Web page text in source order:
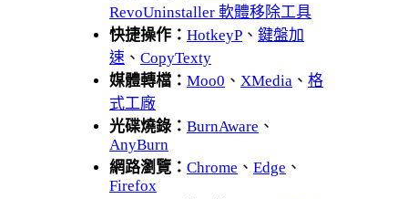
RevoUninstaller 軟體移除工具
快捷操作： HotkeyP 、 鍵盤加
速 、 CopyTexty
媒體轉檔： Moo0 、 XMedia 、 格
式工廠
光碟燒錄： BurnAware 、
AnyBurn
網路瀏覽： Chrome 、 Edge 、
Firefox